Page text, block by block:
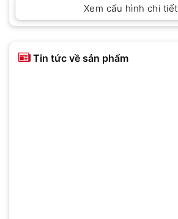
Xem cấu hình chi tiết
Tin tức về sản phẩm